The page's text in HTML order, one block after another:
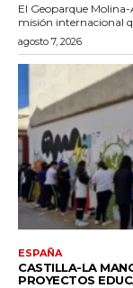
El Geoparque
misión internacional
agosto 7, 2026
ESPAÑA
CASTILLA-LA
PROYECTOS